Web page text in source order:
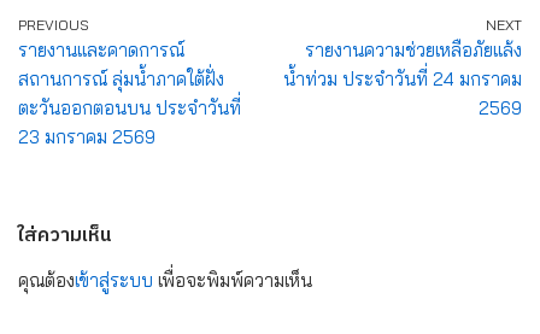
PREVIOUS
รายงานและคาดการณ์
สถานการณ์ ลุ่มน้ำภาคใต้ฝั่ง
ตะวันออกตอนบน ประจำวันที่
23 มกราคม 2569
NEXT
รายงานความช่วยเหลือภัยแล้ง
น้ำท่วม ประจำวันที่ 24 มกราคม
2569
ใส่ความเห็น
คุณต้องเข้าสู่ระบบ เพื่อจะพิมพ์ความเห็น